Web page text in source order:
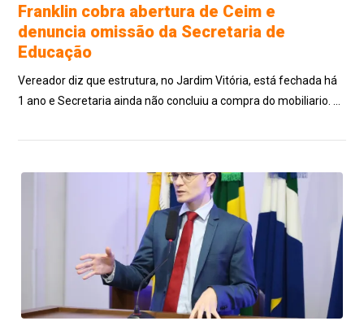
Franklin cobra abertura de Ceim e
denuncia omissão da Secretaria de
Educação
Vereador diz que estrutura, no Jardim Vitória, está fechada há
1 ano e Secretaria ainda não concluiu a compra do mobiliario. A